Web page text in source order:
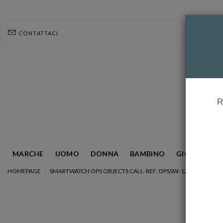
CONTATTACI
MARCHE UOMO DONNA BAMBINO GIOIELLERIA
HOMEPAGE SMARTWATCH OPS OBJECTS CALL- REF. OPSSW-12